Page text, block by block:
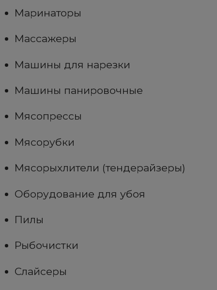
Маринаторы
Массажеры
Машины для нарезки
Машины панировочные
Мясопрессы
Мясорубки
Мясорыхлители (тендерайзеры)
Оборудование для убоя
Пилы
Рыбочистки
Слайсеры